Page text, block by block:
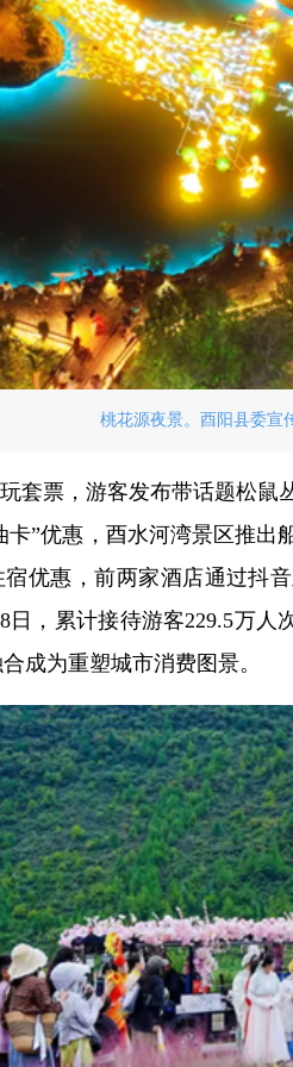
桃花源夜景。酉阳县委宣
套票，游客发布带话题松
卡”优惠，酉水河湾景区推
优惠，前两家酒店通过抖
日，累计接待游客229.5万
成为重塑城市消费图景。